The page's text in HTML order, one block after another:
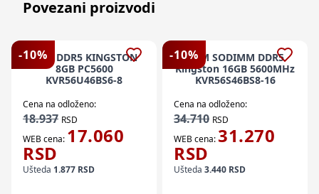
Povezani proizvodi
-10%
RAM DDR5 KINGSTON
8GB PC5600
KVR56U46BS6-8
Cena na odloženo:
18.937 RSD
WEB cena: 17.060
RSD
Ušteda 1.877 RSD
-10%
RAM SODIMM DDR5
Kingston 16GB 5600MHz
KVR56S46BS8-16
Cena na odloženo:
34.710 RSD
WEB cena:31.270
RSD
Ušteda 3.440 RSD